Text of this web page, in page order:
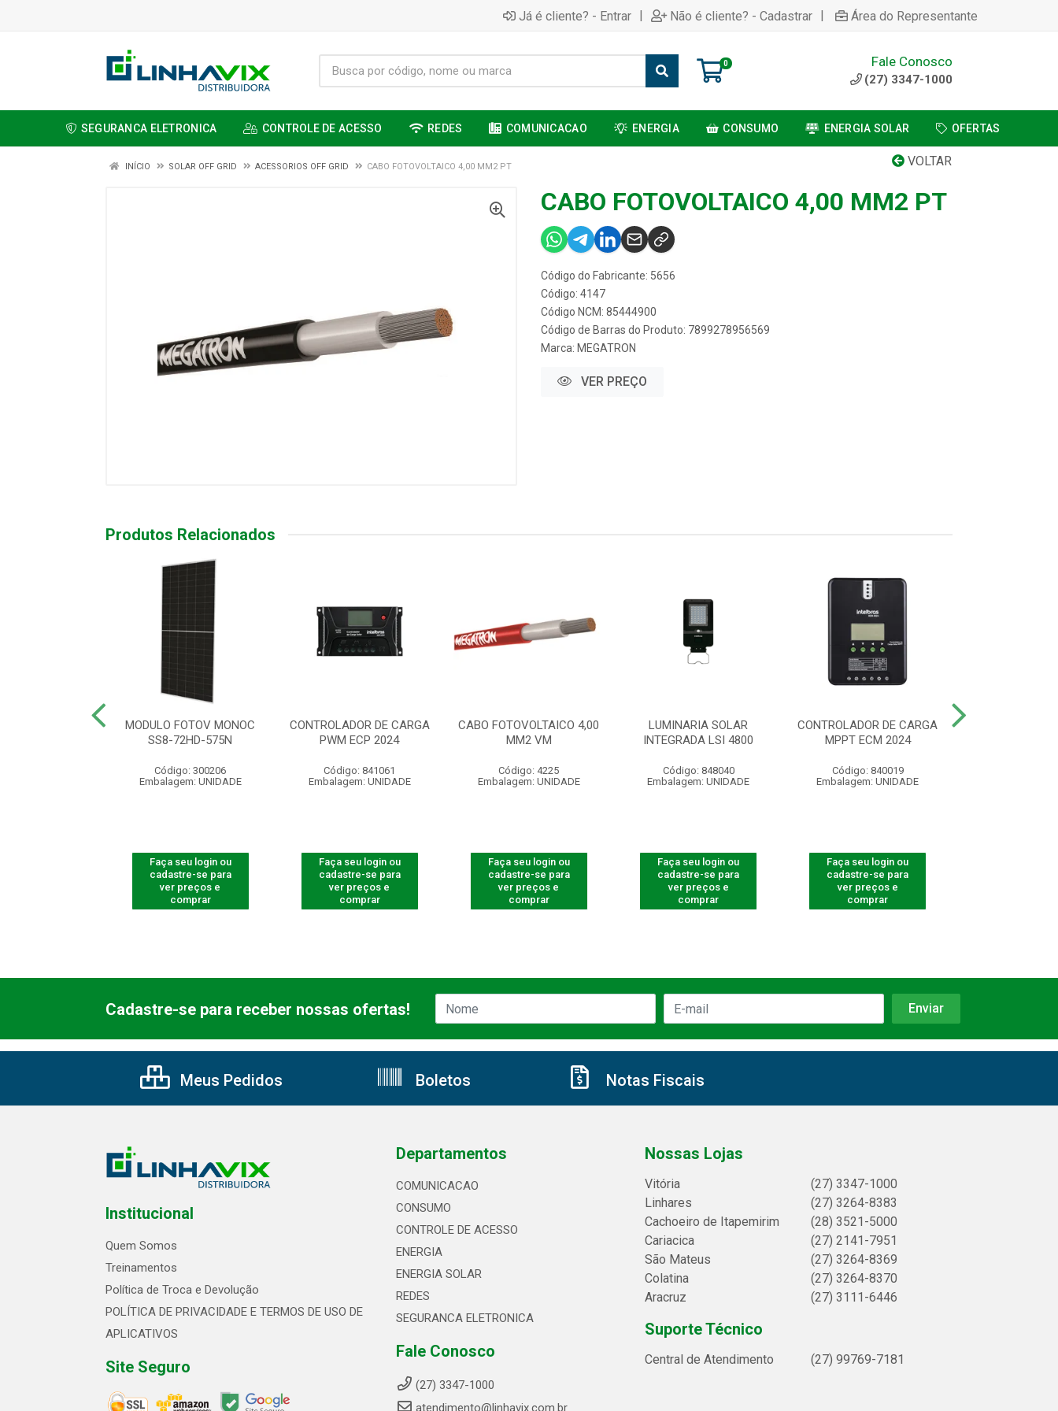
Já é cliente? - Entrar | Não é cliente? - Cadastrar | Área do Representante
0 Fale Conosco
(27) 3347-1000
SEGURANCA ELETRONICA CONTROLE DE ACESSO REDES COMUNICACAO ENERGIA CONSUMO ENERGIA SOLAR OFERTAS
VOLTAR
INÍCIO SOLAR OFF GRID ACESSORIOS OFF GRID CABO FOTOVOLTAICO 4,00 MM2 PT
CABO FOTOVOLTAICO 4,00 MM2 PT
Código do Fabricante: 5656
Código: 4147
Código NCM: 85444900
Código de Barras do Produto: 7899278956569
Marca: MEGATRON
VER PREÇO
Produtos Relacionados
MODULO FOTOV MONOC
SS8-72HD-575N
Código: 300206
Embalagem: UNIDADE
Faça seu login ou
cadastre-se para
ver preços e
comprar
CONTROLADOR DE CARGA
PWM ECP 2024
Código: 841061
Embalagem: UNIDADE
Faça seu login ou
cadastre-se para
ver preços e
comprar
CABO FOTOVOLTAICO 4,00
MM2 VM
Código: 4225
Embalagem: UNIDADE
Faça seu login ou
cadastre-se para
ver preços e
comprar
LUMINARIA SOLAR
INTEGRADA LSI 4800
Código: 848040
Embalagem: UNIDADE
Faça seu login ou
cadastre-se para
ver preços e
comprar
CONTROLADOR DE CARGA
MPPT ECM 2024
Código: 840019
Embalagem: UNIDADE
Faça seu login ou
cadastre-se para
ver preços e
comprar
Cadastre-se para receber nossas ofertas!
Meus Pedidos Boletos Notas Fiscais
Institucional
Quem Somos
Treinamentos
Política de Troca e Devolução
POLÍTICA DE PRIVACIDADE E TERMOS DE USO DE
APLICATIVOS
Site Seguro
Departamentos
COMUNICACAO
CONSUMO
CONTROLE DE ACESSO
ENERGIA
ENERGIA SOLAR
REDES
SEGURANCA ELETRONICA
Fale Conosco
(27) 3347-1000
atendimento@linhavix.com.br
Nossas Lojas
Vitória
(27) 3347-1000
Linhares
(27) 3264-8383
Cachoeiro de Itapemirim
(28) 3521-5000
Cariacica
(27) 2141-7951
São Mateus
(27) 3264-8369
Colatina
(27) 3264-8370
Aracruz
(27) 3111-6446
Suporte Técnico
Central de Atendimento (27) 99769-7181